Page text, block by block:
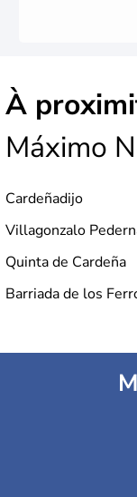
À
Máximo
Cardeñadijo
Villagonzalo
Quinta de Cardeña
Barriada de los